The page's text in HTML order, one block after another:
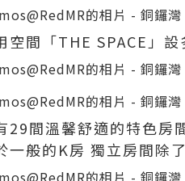
空間「THE SPACE」
29間溫馨舒適的特色房
一般的K房 獨立房間除